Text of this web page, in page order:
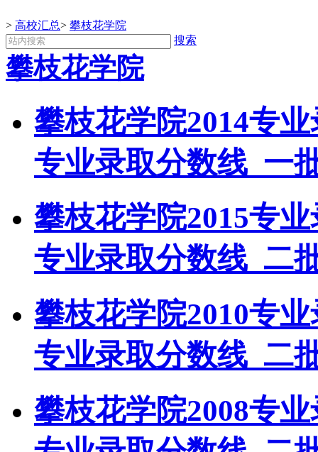
> 高校汇总> 攀枝花学院
搜索
攀枝花学院
攀枝花学院2014专
专业录取分数线_一
攀枝花学院2015专
专业录取分数线_二
攀枝花学院2010专
专业录取分数线_二
攀枝花学院2008专